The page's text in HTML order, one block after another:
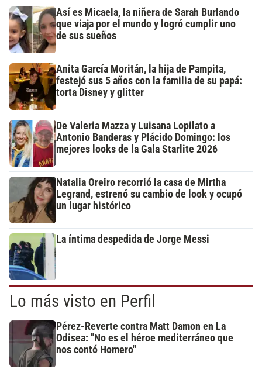
Así es Micaela, la niñera de Sarah Burlando
que viaja por el mundo y logró cumplir uno
de sus sueños
Anita García Moritán, la hija de Pampita,
festejó sus 5 años con la familia de su papá:
torta Disney y glitter
De Valeria Mazza y Luisana Lopilato a
Antonio Banderas y Plácido Domingo: los
mejores looks de la Gala Starlite 2026
Natalia Oreiro recorrió la casa de Mirtha
Legrand, estrenó su cambio de look y ocupó
un lugar histórico
La íntima despedida de Jorge Messi
Lo más visto en Perfil
Pérez-Reverte contra Matt Damon en La
Odisea: "No es el héroe mediterráneo que
nos contó Homero"